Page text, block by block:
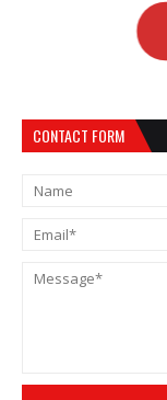
CONTACT FORM